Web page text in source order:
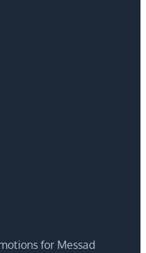
for Messad